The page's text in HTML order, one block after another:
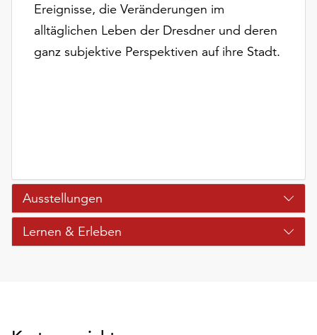
unserer
Datenschutzerklärung
oder
Ereignisse, die Veränderungen im
alltäglichen Leben der Dresdner und deren
ganz subjektive Perspektiven auf ihre Stadt.
Ausstellungen
Lernen & Erleben